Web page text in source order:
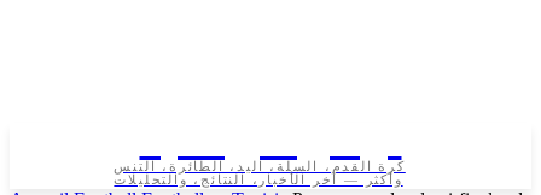
كرة القدم، السلة، اليد، الطائرة، التنس
وأكثر — آخر الأخبار، النتائج، والتحليلات